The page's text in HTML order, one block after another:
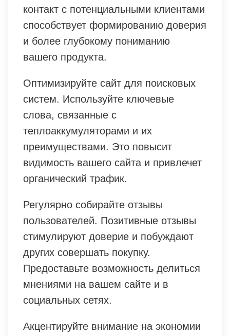
контакт с потенциальными клиентами
способствует формированию доверия
и более глубокому пониманию
вашего продукта.
Оптимизируйте сайт для поисковых
систем. Используйте ключевые
слова, связанные с
теплоаккумуляторами и их
преимуществами. Это повысит
видимость вашего сайта и привлечет
органический трафик.
Регулярно собирайте отзывы
пользователей. Позитивные отзывы
стимулируют доверие и побуждают
других совершать покупку.
Предоставьте возможность делиться
мнениями на вашем сайте и в
социальных сетях.
Акцентируйте внимание на экономии